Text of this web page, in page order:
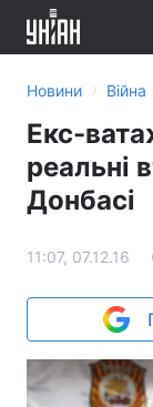
Новини › Війна
Екс-
реальні
Донбасі
11:07, 07.12.16